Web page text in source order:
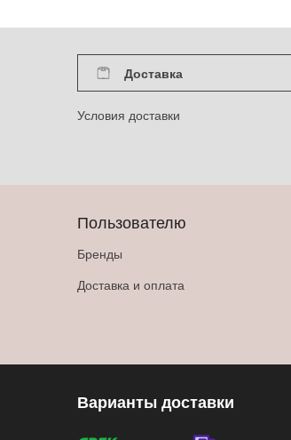
Доставка
Условия доставки
Пользователю
Бренды
Доставка и оплата
Варианты доставки